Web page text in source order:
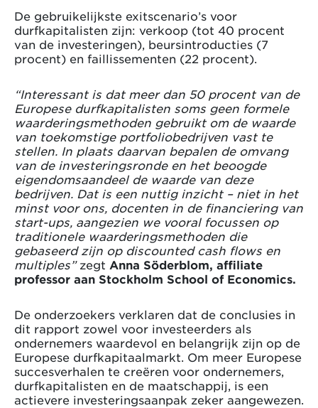
De gebruikelijkste exitscenario’s voor
durfkapitalisten zijn: verkoop (tot 40 procent
van de investeringen), beursintroducties (7
procent) en faillissementen (22 procent).
“Interessant is dat meer dan 50 procent van de
Europese durfkapitalisten soms geen formele
waarderingsmethoden gebruikt om de waarde
van toekomstige portfoliobedrijven vast te
stellen. In plaats daarvan bepalen de omvang
van de investeringsronde en het beoogde
eigendomsaandeel de waarde van deze
bedrijven. Dat is een nuttig inzicht – niet in het
minst voor ons, docenten in de financiering van
start-ups, aangezien we vooral focussen op
traditionele waarderingsmethoden die
gebaseerd zijn op discounted cash flows en
multiples” zegt Anna Söderblom, affiliate
professor aan Stockholm School of Economics.
De onderzoekers verklaren dat de conclusies in
dit rapport zowel voor investeerders als
ondernemers waardevol en belangrijk zijn op de
Europese durfkapitaalmarkt. Om meer Europese
succesverhalen te creëren voor ondernemers,
durfkapitalisten en de maatschappij, is een
actievere investeringsaanpak zeker aangewezen.